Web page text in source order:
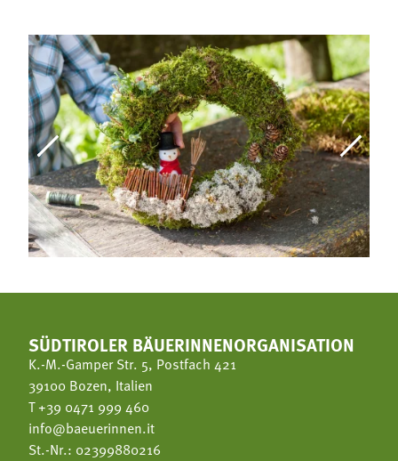
SÜDTIROLER BÄUERINNENORGANISATION
K.-M.-Gamper Str. 5, Postfach 421
39100 Bozen, Italien
T+39 0471 999 460
info@baeuerinnen.it
St.-Nr.: 02399880216